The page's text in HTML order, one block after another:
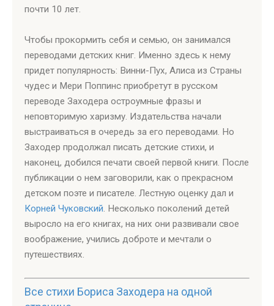
почти 10 лет.
Чтобы прокормить себя и семью, он занимался
переводами детских книг. Именно здесь к нему
придет популярность: Винни-Пух, Алиса из Страны
чудес и Мери Поппинс приобретут в русском
переводе Заходера остроумные фразы и
неповторимую харизму. Издательства начали
выстраиваться в очередь за его переводами. Но
Заходер продолжал писать детские стихи, и
наконец, добился печати своей первой книги. После
публикации о нем заговорили, как о прекрасном
детском поэте и писателе. Лестную оценку дал и
Корней Чуковский. Несколько поколений детей
выросло на его книгах, на них они развивали свое
воображение, учились доброте и мечтали о
путешествиях.
Все стихи Бориса Заходера на одной